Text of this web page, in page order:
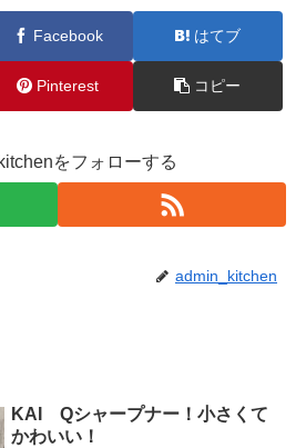
Facebook はてブ
Pinterest コピー
をフォローする
admin_kitchen
KAI Qシャープナー！小さくて
かわいい！